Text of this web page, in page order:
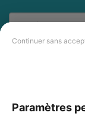
Continuer sans
Paramètres